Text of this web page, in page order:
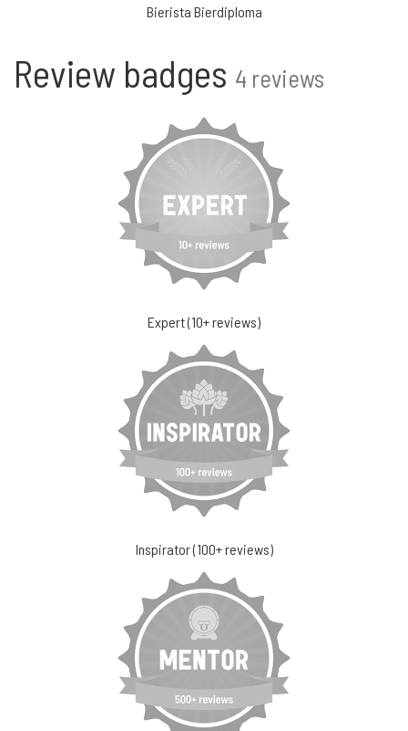
Bierista Bierdiploma
Review badges 4 reviews
Expert (10+ reviews)
Inspirator (100+ reviews)